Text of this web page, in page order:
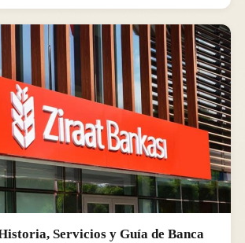
Servicios y Guía de Banca